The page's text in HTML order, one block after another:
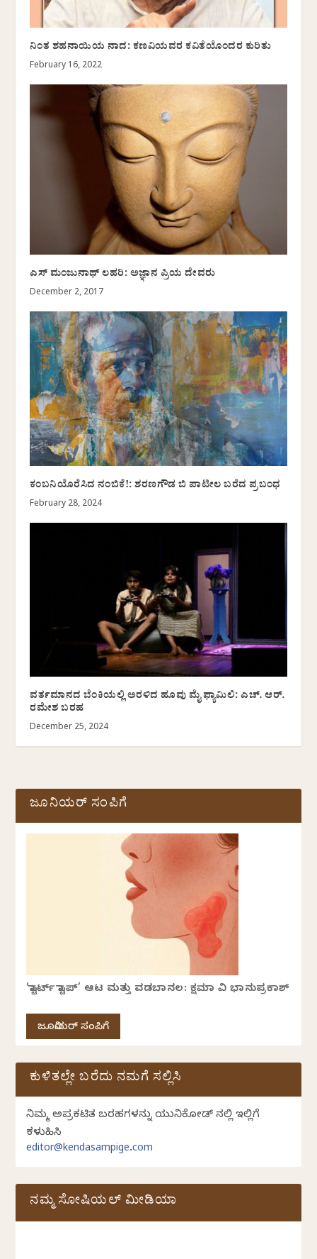
ನಿಂತ ಶಹನಾಯಿಯ ನಾದ: ಕಣವಿಯವರ ಕವಿತೆಯೊಂದರ ಕುರಿತು
February 16, 2022
ಎಸ್ ಮಂಜುನಾಥ್ ಲಹರಿ: ಅಜ್ಞಾನ ಪ್ರಿಯ ದೇವರು
December 2, 2017
ಕಂಬನಿಯೊರೆಸಿದ ನಂಬಿಕೆ!: ಶರಣಗೌಡ ಬಿ ಪಾಟೀಲ ಬರೆದ ಪ್ರಬಂಧ
February 28, 2024
ವರ್ತಮಾನದ ಬೆಂಕಿಯಲ್ಲಿ ಅರಳಿದ ಹೂವು ಮೈ ಫ್ಯಾಮಿಲಿ: ಎಚ್. ಆರ್.
ರಮೇಶ ಬರಹ
December 25, 2024
ಜೂನಿಯರ್ ಸಂಪಿಗೆ
‘ಸ್ಟಾರ್ಟ್ ಸ್ಟಾಪ್’ ಆಟ ಮತ್ತು ವಡಬಾನಲ: ಕ್ಷಮಾ ವಿ ಭಾನುಪ್ರಕಾಶ್
ಜೂನಿಯರ್ ಸಂಪಿಗೆ
ಕುಳಿತಲ್ಲೇ ಬರೆದು ನಮಗೆ ಸಲ್ಲಿಸಿ
ನಿಮ್ಮ ಅಪ್ರಕಟಿತ ಬರಹಗಳನ್ನು ಯುನಿಕೋಡ್ ನಲ್ಲಿ ಇಲ್ಲಿಗೆ
ಕಳುಹಿಸಿ
editor@kendasampige.com
ನಮ್ಮ ಸೋಷಿಯಲ್‌ ಮೀಡಿಯಾ